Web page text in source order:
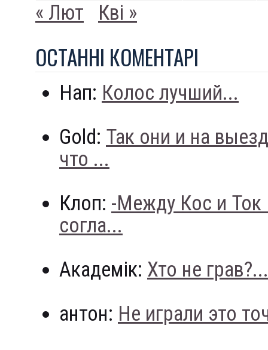
« Лют Кві »
ОСТАННI КОМЕНТАРI
Нап: Колос лучший...
Gold: Так они и на
что ...
Клоп: -Между Кос и
согла...
Академік: Хто не грав?...
антон: Не играли это